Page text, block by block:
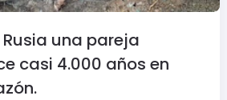
una pareja
casi 4.000 años en